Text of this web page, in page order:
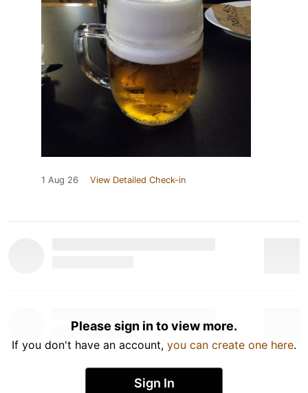
1 Aug 26 View Detailed Check-in
Please sign in to view more.
If you don't have an account, you can create one here.
Sign In